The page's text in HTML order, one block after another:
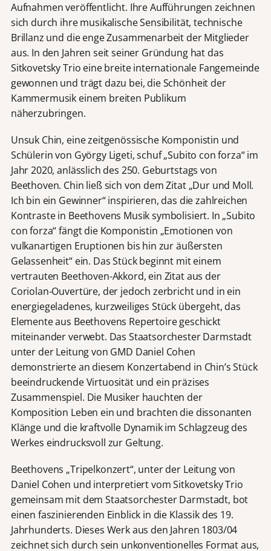
Aufnahmen veröffentlicht. Ihre Aufführungen zeichnen
sich durch ihre musikalische Sensibilität, technische
Brillanz und die enge Zusammenarbeit der Mitglieder
aus. In den Jahren seit seiner Gründung hat das
Sitkovetsky Trio eine breite internationale Fangemeinde
gewonnen und trägt dazu bei, die Schönheit der
Kammermusik einem breiten Publikum
näherzubringen.
Unsuk Chin, eine zeitgenössische Komponistin und
Schülerin von György Ligeti, schuf „Subito con forza“ im
Jahr 2020, anlässlich des 250. Geburtstags von
Beethoven. Chin ließ sich von dem Zitat „Dur und Moll.
Ich bin ein Gewinner“ inspirieren, das die zahlreichen
Kontraste in Beethovens Musik symbolisiert. In „Subito
con forza“ fängt die Komponistin „Emotionen von
vulkanartigen Eruptionen bis hin zur äußersten
Gelassenheit“ ein. Das Stück beginnt mit einem
vertrauten Beethoven-Akkord, ein Zitat aus der
Coriolan-Ouvertüre, der jedoch zerbricht und in ein
energiegeladenes, kurzweiliges Stück übergeht, das
Elemente aus Beethovens Repertoire geschickt
miteinander verwebt. Das Staatsorchester Darmstadt
unter der Leitung von GMD Daniel Cohen
demonstrierte an diesem Konzertabend in Chin’s Stück
beeindruckende Virtuosität und ein präzises
Zusammenspiel. Die Musiker hauchten der
Komposition Leben ein und brachten die dissonanten
Klänge und die kraftvolle Dynamik im Schlagzeug des
Werkes eindrucksvoll zur Geltung.
Beethovens „Tripelkonzert“, unter der Leitung von
Daniel Cohen und interpretiert vom Sitkovetsky Trio
gemeinsam mit dem Staatsorchester Darmstadt, bot
einen faszinierenden Einblick in die Klassik des 19.
Jahrhunderts. Dieses Werk aus den Jahren 1803/04
zeichnet sich durch sein unkonventionelles Format aus,